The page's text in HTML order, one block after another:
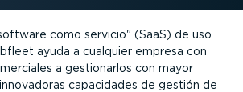
como servicio" (SaaS) de uso
ayuda a cualquier empresa con
a gestio­narlos con mayor
capacidades de gestión de